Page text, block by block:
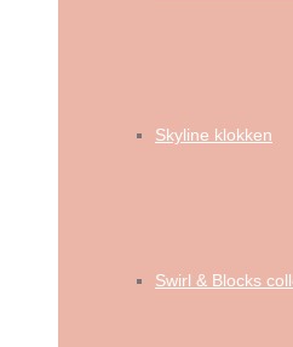
Skyline klokken
Swirl & Blocks